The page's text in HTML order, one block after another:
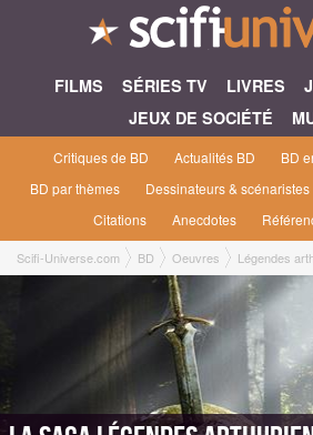
FILMS SÉRIES TV LIVRES
JEUX DE SOCIÉTÉ
Critiques de BD Actualités BD BD
BD par thèmes
Dessinateurs & scénaristes
Citations
Anecdotes
Scifi-Universe.com BD Oeuvres Légendes